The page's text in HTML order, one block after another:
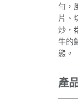
勻，
片、
炒，
牛的
態。
產